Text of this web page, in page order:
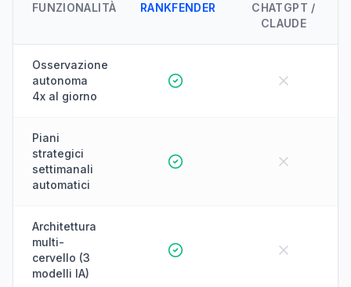
FUNZIONALITÀ RANKFENDER
CHATGPT /
CLAUDE
Osservazione
autonoma
4x al giorno
Piani
strategici
settimanali
automatici
Architettura
multi-
cervello (3
modelli IA)